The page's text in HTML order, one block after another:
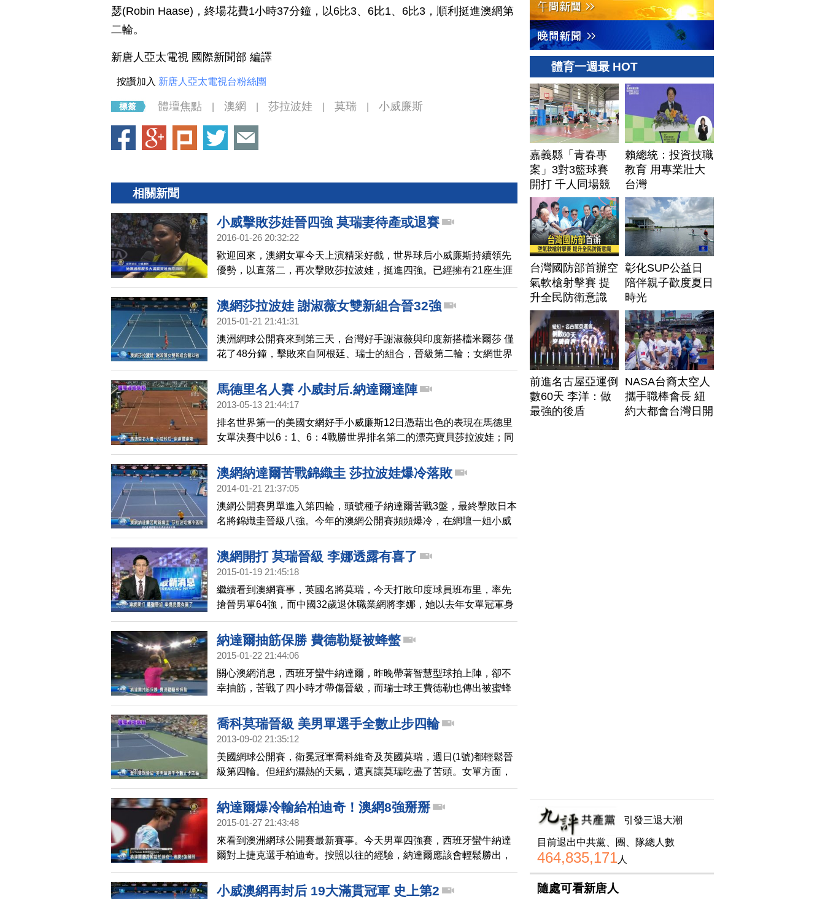
瑟(Robin Haase)，終場花費1小時37分鐘，以6比3、6比1、6比3，順利挺進澳網第
二輪。
新唐人亞太電視 國際新聞部 編譯
按讚加入 新唐人亞太電視台粉絲團
體壇焦點 澳網 莎拉波娃 莫瑞 小威廉斯
相關新聞
小威擊敗莎娃晉四強 莫瑞妻待產或退賽
2016-01-26 20:32:22
歡迎回來，澳網女單今天上演精采好戲，世界球后小威廉斯持續領先
優勢，以直落二，再次擊敗莎拉波娃，挺進四強。已經擁有21座生涯
大滿貫女單金盃的小威，只差1座冠軍，就可追平德國傳奇選手葛拉芙
女單22座大滿貫冠軍紀錄。
澳網莎拉波娃 謝淑薇女雙新組合晉32強
2015-01-21 21:41:31
澳洲網球公開賽來到第三天，台灣好手謝淑薇與印度新搭檔米爾莎 僅
花了48分鐘，擊敗來自阿根廷、瑞士的組合，晉級第二輪；女網世界
排名第二的莎拉波娃則驚險贏過同樣來自俄羅斯的潘諾娃，挺進第三
輪。
馬德里名人賽 小威封后.納達爾達陣
2013-05-13 21:44:17
排名世界第一的美國女網好手小威廉斯12日憑藉出色的表現在馬德里
女單決賽中以6：1、6：4戰勝世界排名第二的漂亮寶貝莎拉波娃；同
一天，西班牙名將納達爾在男單決賽中，也以6比2、6比4輕鬆擊敗瑞
士選手瓦林卡，拿下第23個名人賽冠軍。
澳網納達爾苦戰錦織圭 莎拉波娃爆冷落敗
2014-01-21 21:37:05
澳網公開賽男單進入第四輪，頭號種子納達爾苦戰3盤，最終擊敗日本
名將錦織圭晉級八強。今年的澳網公開賽頻頻爆冷，在網壇一姐小威
落敗無緣8強後，3號種子莎拉波娃也意外爆冷，星期一遭到20號種子
齊布科娃逆轉出局。
澳網開打 莫瑞晉級 李娜透露有喜了
2015-01-19 21:45:18
繼續看到澳網賽事，英國名將莫瑞，今天打敗印度球員班布里，率先
搶晉男單64強，而中國32歲退休職業網將李娜，她以去年女單冠軍身
份受邀出席，雖然賽前媒體就懷疑她懷有身孕，但李娜是在表揚時才
終於鬆口透露，「今年夏天預計會有一個小孩出生！」的喜訊。
納達爾抽筋保勝 費德勒疑被蜂螫
2015-01-22 21:44:06
關心澳網消息，西班牙蠻牛納達爾，昨晚帶著智慧型球拍上陣，卻不
幸抽筋，苦戰了四小時才帶傷晉級，而瑞士球王費德勒也傳出被蜜蜂
叮咬，中途喊停治療，最後也是逆轉勝。
喬科莫瑞晉級 美男單選手全數止步四輪
2013-09-02 21:35:12
美國網球公開賽，衛冕冠軍喬科維奇及英國莫瑞，週日(1號)都輕鬆晉
級第四輪。但紐約濕熱的天氣，還真讓莫瑞吃盡了苦頭。女單方面，
31歲的美國老將小威廉斯，則擊敗了今年澳網對手史蒂芬斯晉級。不
過，美國男單今年顯得落寞，美國15名男單選手全數出局，第一次在
自家舉行的大滿貫賽上，在第四輪全數缺席。
納達爾爆冷輸給柏迪奇！澳網8強掰掰
2015-01-27 21:43:48
來看到澳洲網球公開賽最新賽事。今天男單四強賽，西班牙蠻牛納達
爾對上捷克選手柏迪奇。按照以往的經驗，納達爾應該會輕鬆勝出，
不料，納達爾竟然以懸殊的比數輸掉了比賽，無緣晉級4強。
小威澳網再封后 19大滿貫冠軍 史上第2
體育一週最 HOT
嘉義縣「青春專
案」3對3籃球賽
開打 千人同場競
技
賴總統：投資技職
教育 用專業壯大
台灣
台灣國防部首辦空
氣軟槍射擊賽 提
升全民防衛意識
彰化SUP公益日
陪伴親子歡度夏日
時光
前進名古屋亞運倒
數60天 李洋：做
最強的後盾
NASA台裔太空人
攜手職棒會長 紐
約大都會台灣日開
引發三退大潮
目前退出中共黨、團、隊總人數
464,835,171人
隨處可看新唐人